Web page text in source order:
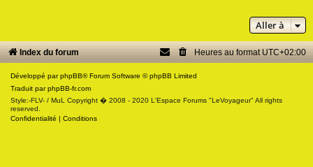
Aller à
Index du forum Heures au format UTC+02:00
Développé parphpBB® Forum Software © phpBB Limited
Traduit parphpBB-fr.com
Style:-FLV- / MuL Copyright � 2008 - 2020 L'Espace Forums "LeVoyageur" All rights
reserved.
Confidentialité | Conditions